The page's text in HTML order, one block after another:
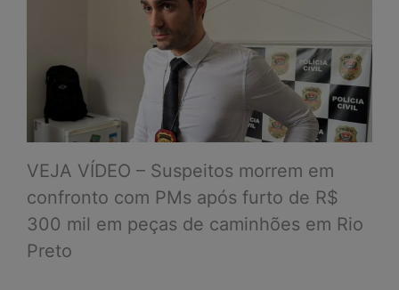
VEJA VÍDEO – Suspeitos morrem em
confronto com PMs após furto de R$
300 mil em peças de caminhões em Rio
Preto